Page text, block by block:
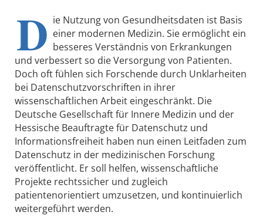
D ie Nutzung von Gesundheitsdaten ist Basis
einer modernen Medizin. Sie ermöglicht ein
besseres Verständnis von Erkrankungen
und verbessert so die Versorgung von Patienten.
Doch oft fühlen sich Forschende durch Unklarheiten
bei Datenschutzvorschriften in ihrer
wissenschaftlichen Arbeit eingeschränkt. Die
Deutsche Gesellschaft für Innere Medizin und der
Hessische Beauftragte für Datenschutz und
Informationsfreiheit haben nun einen Leitfaden zum
Datenschutz in der medizinischen Forschung
veröffentlicht. Er soll helfen, wissenschaftliche
Projekte rechtssicher und zugleich
patientenorientiert umzusetzen, und kontinuierlich
weitergeführt werden.